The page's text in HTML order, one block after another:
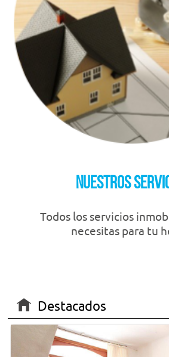
Nuestros
Todos los servicios
necesitas para tu
Destacados